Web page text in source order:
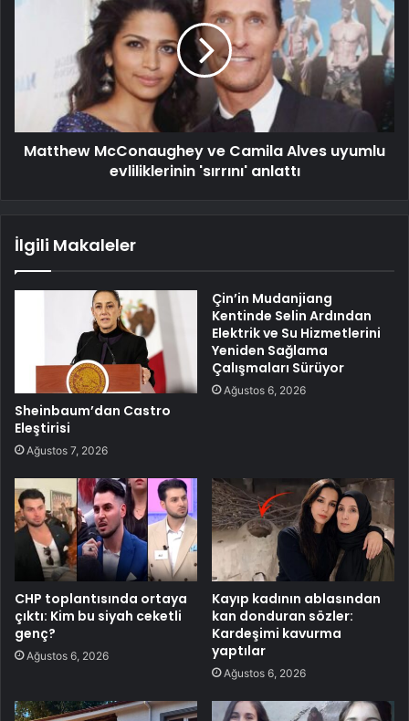
Matthew McConaughey ve Camila Alves uyumlu
evliliklerinin 'sırrını' anlattı
İlgili Makaleler
Sheinbaum’dan Castro
Eleştirisi
Ağustos 7, 2026
Çin’in Mudanjiang
Kentinde Selin Ardından
Elektrik ve Su Hizmetlerini
Yeniden Sağlama
Çalışmaları Sürüyor
Ağustos 6, 2026
CHP toplantısında ortaya
çıktı: Kim bu siyah ceketli
genç?
Ağustos 6, 2026
Kayıp kadının ablasından
kan donduran sözler:
Kardeşimi kavurma
yaptılar
Ağustos 6, 2026